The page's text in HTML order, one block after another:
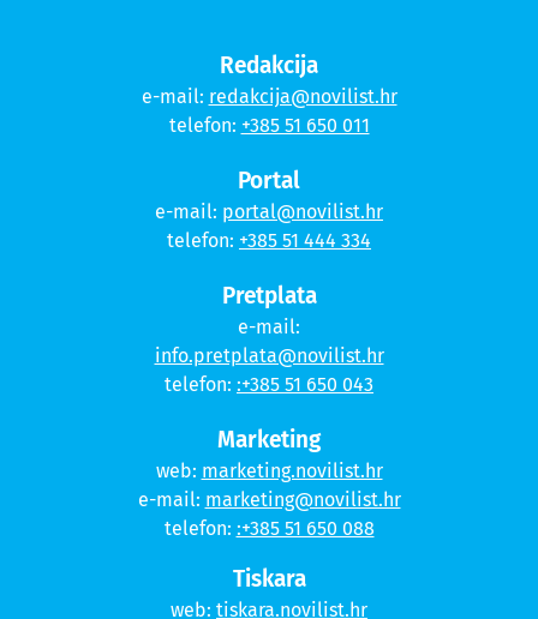
Redakcija
e-mail: redakcija@novilist.hr
telefon: +385 51 650 011
Portal
e-mail: portal@novilist.hr
telefon: +385 51 444 334
Pretplata
e-mail:
info.pretplata@novilist.hr
telefon: :+385 51 650 043
Marketing
web: marketing.novilist.hr
e-mail: marketing@novilist.hr
telefon: :+385 51 650 088
Tiskara
web: tiskara.novilist.hr